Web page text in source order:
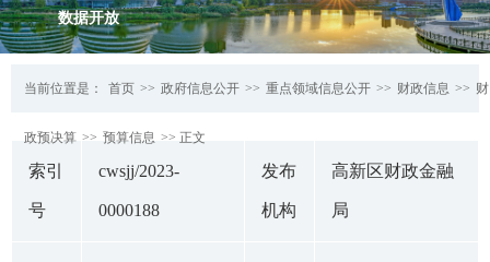
数据开放
当前位置是： 首页 >> 政府信息公开 >> 重点领域信息公开 >> 财政信息 >> 财
政预决算 >> 预算信息 >> 正文
索引
号
cwsjj/2023-
0000188
发布
机构
高新区财政金融
局